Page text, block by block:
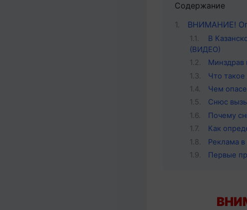
Содержание
ВНИМАНИЕ!
В
(ВИДЕО)
Минздрав
Что
Чем
Снюс
Почему
Как
Реклама
Первые